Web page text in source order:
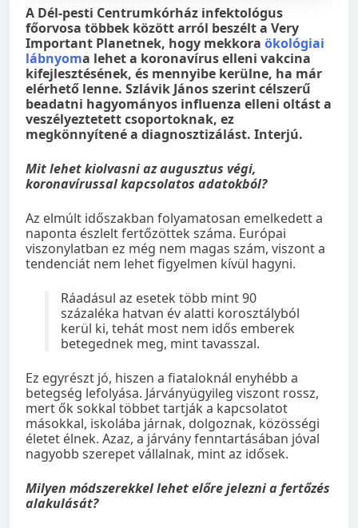
A Dél-pesti Centrumkórház infektológus
főorvosa többek között arról beszélt a Very
Important Planetnek, hogy mekkora ökológiai
lábnyoma lehet a koronavírus elleni vakcina
kifejlesztésének, és mennyibe kerülne, ha már
elérhető lenne. Szlávik János szerint célszerű
beadatni hagyományos influenza elleni oltást a
veszélyeztetett csoportoknak, ez
megkönnyítené a diagnosztizálást. Interjú.
Mit lehet kiolvasni az augusztus végi,
koronavírussal kapcsolatos adatokból?
Az elmúlt időszakban folyamatosan emelkedett a
naponta észlelt fertőzöttek száma. Európai
viszonylatban ez még nem magas szám, viszont a
tendenciát nem lehet figyelmen kívül hagyni.
Ráadásul az esetek több mint 90
százaléka hatvan év alatti korosztályból
kerül ki, tehát most nem idős emberek
betegednek meg, mint tavasszal.
Ez egyrészt jó, hiszen a fiataloknál enyhébb a
betegség lefolyása. Járványügyileg viszont rossz,
mert ők sokkal többet tartják a kapcsolatot
másokkal, iskolába járnak, dolgoznak, közösségi
életet élnek. Azaz, a járvány fenntartásában jóval
nagyobb szerepet vállalnak, mint az idősek.
Milyen módszerekkel lehet előre jelezni a fertőzés
alakulását?